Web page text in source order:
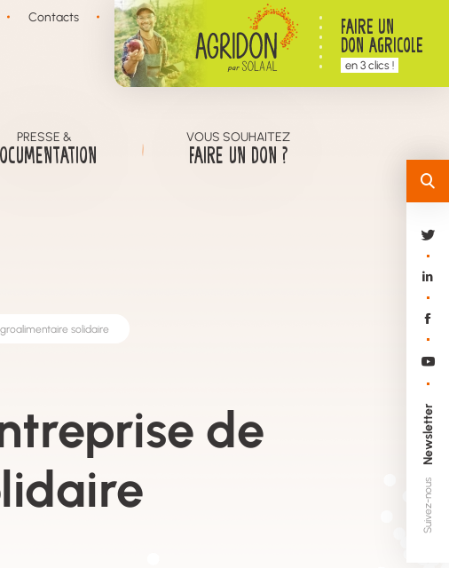
Contacts FAIRE UN
DON AGRICOLE
en 3 clics !
PRESSE & VOUS SOUHAITEZ
FAIRE UN DON ?
Suivez-nous
Newsletter
solidaire
de